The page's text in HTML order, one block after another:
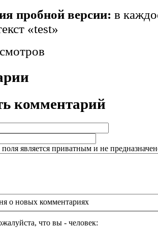
пробной версии: в
«test»
комментарий
является приватным и не
о новых комментариях
что вы - человек: